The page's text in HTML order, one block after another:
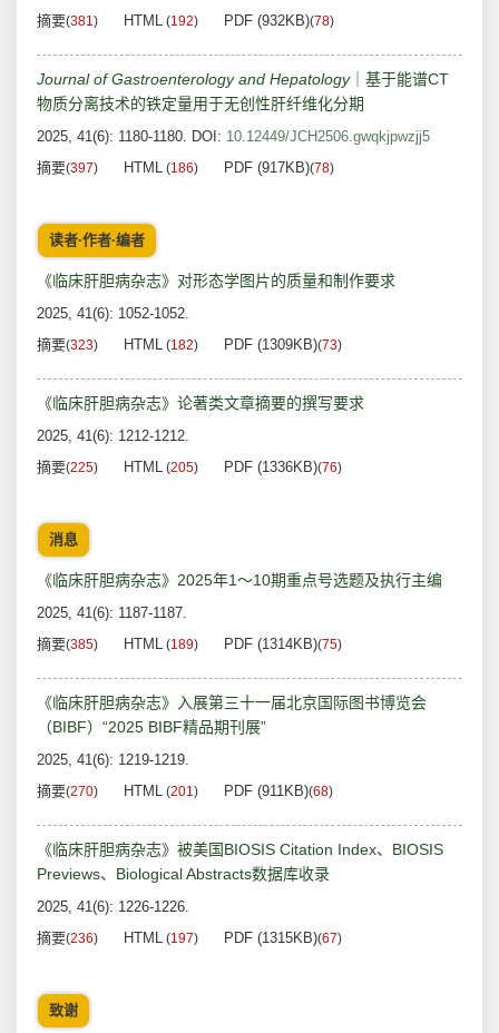
摘要(381) HTML (192) PDF (932KB)(78)
Journal of Gastroenterology and Hepatology｜基于能谱CT
物质分离技术的铁定量用于无创性肝纤维化分期
2025, 41(6): 1180-1180. DOI: 10.12449/JCH2506.gwqkjpwzjj5
摘要(397) HTML (186) PDF (917KB)(78)
读者·作者·编者
《临床肝胆病杂志》对形态学图片的质量和制作要求
2025, 41(6): 1052-1052.
摘要(323) HTML (182) PDF (1309KB)(73)
《临床肝胆病杂志》论著类文章摘要的撰写要求
2025, 41(6): 1212-1212.
摘要(225) HTML (205) PDF (1336KB)(76)
消息
《临床肝胆病杂志》2025年1～10期重点号选题及执行主编
2025, 41(6): 1187-1187.
摘要(385) HTML (189) PDF (1314KB)(75)
《临床肝胆病杂志》入展第三十一届北京国际图书博览会
（BIBF）“2025 BIBF精品期刊展”
2025, 41(6): 1219-1219.
摘要(270) HTML (201) PDF (911KB)(68)
《临床肝胆病杂志》被美国BIOSIS Citation Index、BIOSIS
Previews、Biological Abstracts数据库收录
2025, 41(6): 1226-1226.
摘要(236) HTML (197) PDF (1315KB)(67)
致谢